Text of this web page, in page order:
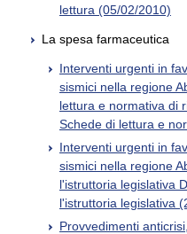
lettura (05/02/2010)
La spesa farmaceutica
Interventi urgenti in
sismici nella regione
lettura e normativa di
Schede di lettura e
Interventi urgenti in
sismici nella regione
l'istruttoria legislativa
l'istruttoria legislativa
Provvedimenti